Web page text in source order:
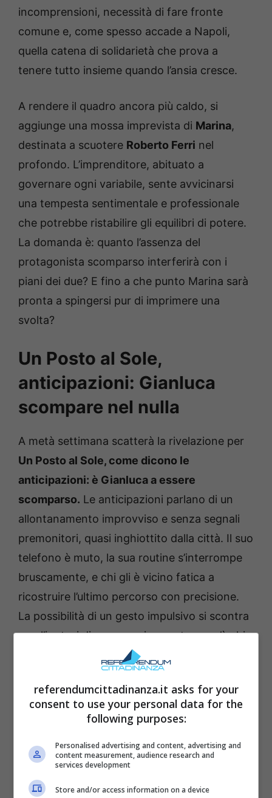
incomprensioni, necessità di fare fronte
comune e, come spesso accade a Napoli,
quella catena di solidarietà che prova a
tenere tutto insieme quando l’ansia cresce.
A rendere il quadro ancora più caldo, si
aggiunge una mossa imprevista di Marina,
destinata a scuotere Roberto Ferri nel
profondo. L’imprenditore, abituato a
governare ogni variabile, sente avvicinarsi
una tempesta sentimentale e professionale
che potrebbe ristabilire gli equilibri di potere.
La domanda è: quanto l’assenza del
protagonista scomparso interferirà con i
piani dei due? E fino a che punto Marina sarà
pronta a spingersi pur di imprimere una
svolta?
Un Posto al Sole,
anticipazioni: Gianluca
scompare nel nulla
A metà settimana scatterà la rivelazione per
Un Posto al Sole, come dicono le
anticipazioni: è Gianluca a essere
scomparso. Le anticipazioni parlano di un
allontanamento improvviso e senza segnali
premonitori, quasi inghiottito dalla città. Il suo
telefono è muto, la sua routine s’interrompe
bruscamente, e chi gli è vicino fatica a
ricostruire l’ultimo percorso con precisione.
La possibilità di un gesto impulsivo si scontra
con l’ipotesi di una pressione esterna: c’è chi
teme ritorsioni, chi sospetta un ricatto, chi,
più romanticamente, immagina una fuga per
amore. In ogni caso, la sparizione di Gianluca
diventa il detonatore di nuove alleanze e
referendumcittadinanza.it asks for your
consent to use your personal data for the
following purposes:
Personalised advertising and content, advertising and
content measurement, audience research and
services development
Store and/or access information on a device